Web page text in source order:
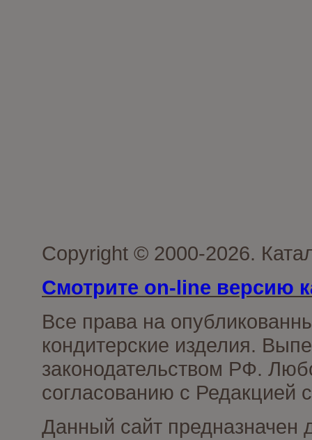
Copyright © 2000-2026.
Смотрите on-line версию
Все права на
кондитерские изделия.
законодательством РФ.
согласованию с Редакцией
Данный сайт предназначен